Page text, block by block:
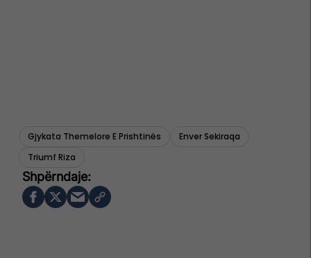
Gjykata Themelore E Prishtinës
Enver Sekiraqa
Triumf Riza